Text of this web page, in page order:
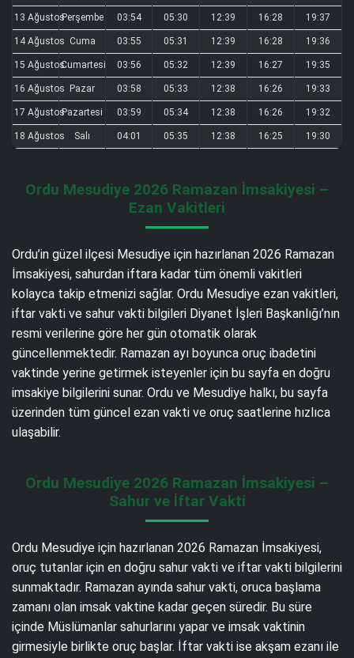
13 AğustosPerşembe 03:54 05:30 12:39 16:28 19:37
14 Ağustos Cuma 03:55 05:31 12:39 16:28 19:36
15 AğustosCumartesi 03:56 05:32 12:39 16:27 19:35
16 Ağustos Pazar 03:58 05:33 12:38 16:26 19:33
17 AğustosPazartesi 03:59 05:34 12:38 16:26 19:32
18 Ağustos Salı 04:01 05:35 12:38 16:25 19:30
Ordu Mesudiye 2026 Ramazan İmsakiyesi –
Ezan Vakitleri
Ordu’in güzel ilçesi Mesudiye için hazırlanan 2026 Ramazan
İmsakiyesi, sahurdan iftara kadar tüm önemli vakitleri
kolayca takip etmenizi sağlar. Ordu Mesudiye ezan vakitleri,
iftar vakti ve sahur vakti bilgileri Diyanet İşleri Başkanlığı’nın
resmi verilerine göre her gün otomatik olarak
güncellenmektedir. Ramazan ayı boyunca oruç ibadetini
vaktinde yerine getirmek isteyenler için bu sayfa en doğru
imsakiye bilgilerini sunar. Ordu ve Mesudiye halkı, bu sayfa
üzerinden tüm güncel ezan vakti ve oruç saatlerine hızlıca
ulaşabilir.
Ordu Mesudiye 2026 Ramazan İmsakiyesi –
Sahur ve İftar Vakti
Ordu Mesudiye için hazırlanan 2026 Ramazan İmsakiyesi,
oruç tutanlar için en doğru sahur vakti ve iftar vakti bilgilerini
sunmaktadır. Ramazan ayında sahur vakti, oruca başlama
zamanı olan imsak vaktine kadar geçen süredir. Bu süre
içinde Müslümanlar sahurlarını yapar ve imsak vaktinin
girmesiyle birlikte oruç başlar. İftar vakti ise akşam ezanı ile